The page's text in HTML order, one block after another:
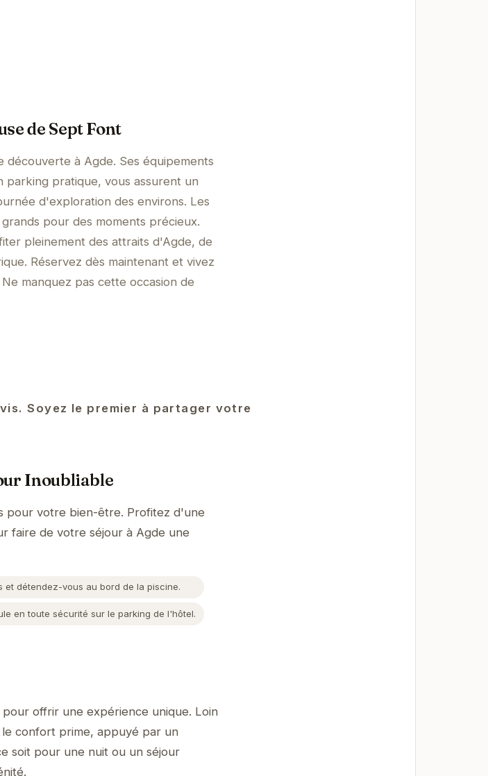
de Sept Font
à Agde. Ses équipements
parking pratique, vous assurent un
d'exploration des environs. Les
pour des moments précieux.
pleinement des attraits d'Agde, de
Réservez dès maintenant et vivez
manquez pas cette occasion de
Soyez le premier à partager votre
Inoubliable
pour votre bien-être. Profitez d'une
faire de votre séjour à Agde une
et détendez-vous au bord de la piscine.
en toute sécurité sur le parking de l'hôtel.
offrir une expérience unique. Loin
confort prime, appuyé par un
soit pour une nuit ou un séjour